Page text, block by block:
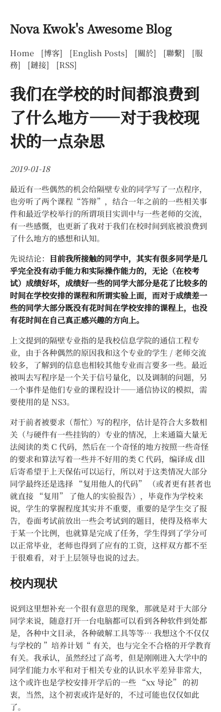
Nova Kwok's Awesome Blog
Home [博客] [English Posts] [關於] [聯繫]
[服
務]
[鏈接] [RSS]
我们在学校的时间都浪费到
了什么地方——对于我校现
状的一点杂思
2019-01-18
最近有一些偶然的机会给隔壁专业的同学写了一点程序，
也旁听了两个课程“答辩”，结合一年之前的一些相关事
件和最近学校举行的所谓项目实训中与一些老师的交流，
有一些感慨，也更新了我对于我们在校时间到底被浪费到
了什么地方的感想和认知。
先说结论：
目前我所接触的同学中，其实有很多同学是几
乎完全没有动手能力和实际操作能力的，无论（在校考
试）成绩好坏，成绩好一些的同学大部分是花了比较多的
时间在学校安排的课程和所谓实验上面，而对于成绩差一
些的同学大部分既没有花时间在学校安排的课程上，也没
有花时间在自己真正感兴趣的方向上。
上文提到的隔壁专业指的是我校信息学院的通信工程专
业，由于各种偶然的原因我和这个专业的学生 / 老师交流
较多，了解到的信息也相较其他专业而言要多一些。最近
被叫去写程序是一个关于信号量化，以及调制的问题，另
一个事件是他们专业的课程设计——通信协议的模拟，需
要使用的是 NS3。
对于前者被要求（帮忙）写的程序，估计是符合大多数相
关（与硬件有一些挂钩的）专业的情况，上来通篇大量无
法阅读的类 C 代码，然后在一个奇怪的地方按照一些奇怪
的要求和算法写着一些并不好用的类 C 代码，编译成 dll
后寄希望于上天保佑可以运行，所以对于这类情况大部分
同学最终还是选择 “复用他人的代码” （或者更有甚者也
就直接 “复用” 了他人的实验报告），毕竟作为学校来
说，学生的掌握程度其实并不重要，重要的是学生交了报
告，卷面考试前放出一些会考试到的题目，使得及格率大
于某一个比例，也就算是完成了任务，学生得到了学分可
以正常毕业，老师也得到了应有的工资，这样双方都不至
于很难看，对于上层领导也说的过去。
校内现状
说到这里想补充一个很有意思的现象，那就是对于大部分
同学来说，随意打开一台电脑都可以看到各种软件到处都
是，各种中文目录，各种破解工具等等… 我想这个不仅仅
与学校的 ”培养计划“ 有关，也与完全不合格的开学教育
有关。我承认，虽然经过了高考，但是刚刚进入大学中的
同学们能力水平和对于相关专业的认识水平差异非常大，
这个或许也是学校安排开学后的一些 “xx 导论” 的初
衷，当然，这个初衷或许是好的，不过可能也仅仅如此
了。